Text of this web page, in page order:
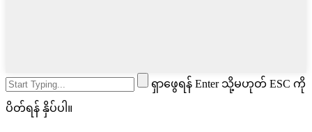
ရှာဖွေရန် Enter သို့မဟုတ် ESC ကို
ပိတ်ရန် နှိပ်ပါ။